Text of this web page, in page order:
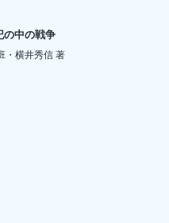
中の戦争
・横井秀信 著